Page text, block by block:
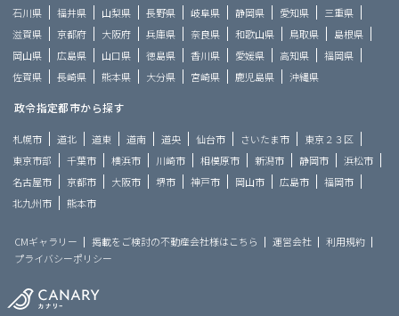
石川県
福井県 山梨県 長野県 岐阜県 静岡県 愛知県
三重県
滋賀県
京都府 大阪府 兵庫県 奈良県 和歌山県 鳥取県
島根県
岡山県
広島県 山口県 徳島県 香川県 愛媛県 高知県
福岡県
佐賀県
長崎県 熊本県 大分県 宮崎県 鹿児島県 沖縄県
政令指定都市から探す
札幌市 道北 道東 道南 道央 仙台市 さいたま市
東京２３区
東京市部
千葉市 横浜市 川崎市 相模原市 新潟市 静岡市
浜松市
名古屋市
京都市 大阪市 堺市 神戸市 岡山市 広島市
福岡市
北九州市
熊本市
CMギャラリー 掲載をご検討の不動産会社様はこちら 運営会社
利用規約
プライバシーポリシー